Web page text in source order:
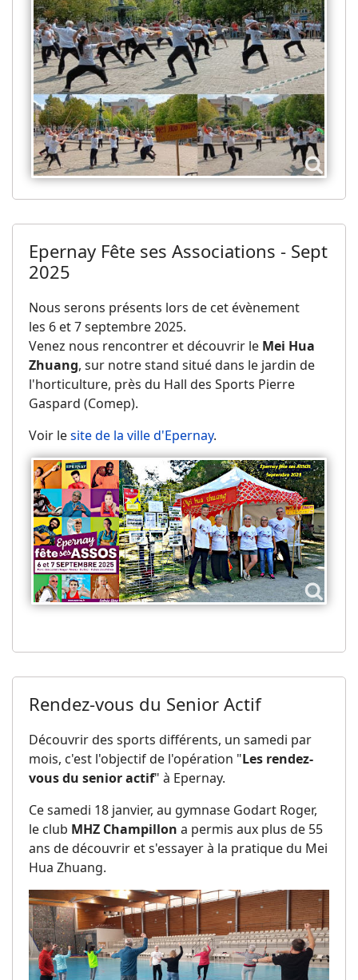
Epernay Fête ses Associations - Sept
2025
Nous serons présents lors de cet évènement
les 6 et 7 septembre 2025.
Venez nous rencontrer et découvrir le Mei Hua
Zhuang, sur notre stand situé dans le jardin de
l'horticulture, près du Hall des Sports Pierre
Gaspard (Comep).
Voir lesite de la ville d'Epernay.
Rendez-vous du Senior Actif
Découvrir des sports différents, un samedi par
mois, c'est l'objectif de l'opération "Les rendez-
vous du senior actif" à Epernay.
Ce samedi 18 janvier, au gymnase Godart Roger,
le club MHZ Champillon a permis aux plus de 55
ans de découvrir et s'essayer à la pratique du Mei
Hua Zhuang.